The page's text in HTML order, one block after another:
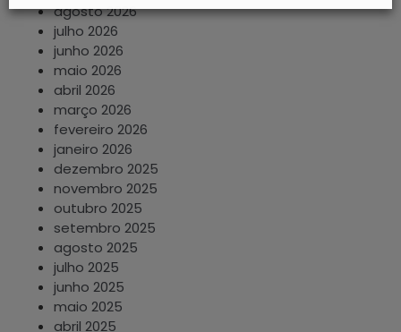
agosto 2026
julho 2026
junho 2026
maio 2026
abril 2026
março 2026
fevereiro 2026
janeiro 2026
dezembro 2025
novembro 2025
outubro 2025
setembro 2025
agosto 2025
julho 2025
junho 2025
maio 2025
abril 2025